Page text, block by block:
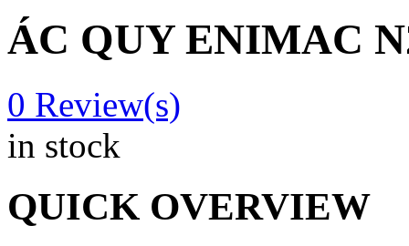
ÁC QUY ENIMAC
0 Review(s)
in stock
QUICK OVERVIEW